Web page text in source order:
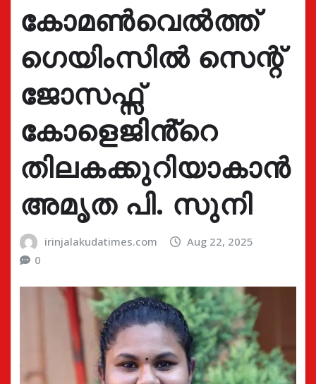
കോമൺവെൽത്ത്
ഗെയിംസിൽ സെന്റ്
ജോസഫ്സ്
കോളെജിൻ്റെ
തിലകക്കുറിയാകാൻ
അമൃത പി. സുനി
irinjalakudatimes.com
Aug 22, 2025
0